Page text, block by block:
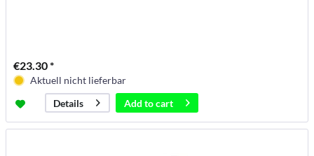
€23.30 *
Aktuell nicht lieferbar
Details
Add tocart